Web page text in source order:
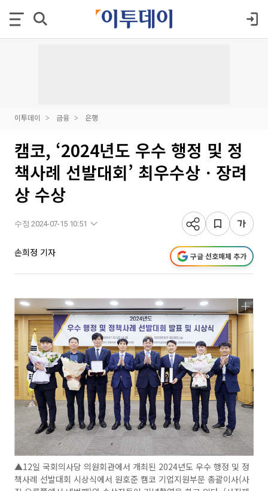
이투데이 금융 은행
캠코, ‘2024년도 우수 행정 및 정
책사례 선발대회’ 최우수상ㆍ장려
상 수상
수정 2024-07-15 10:51
손희정 기자 구글 선호매체 추가
▲12일 국회의사당 의원회관에서 개최된 2024년도 우수 행정 및 정
책사례 선발대회 시상식에서 원호준 캠코 기업지원부문 총괄이사(사